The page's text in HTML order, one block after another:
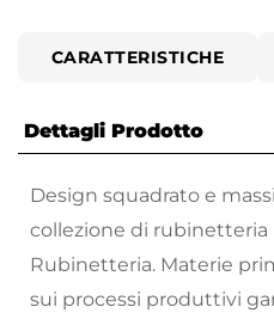
CARATTERISTICHE
Dettagli Prodotto
Design squadrato e
collezione di rubinetteria
Rubinetteria. Materie
sui processi produttivi